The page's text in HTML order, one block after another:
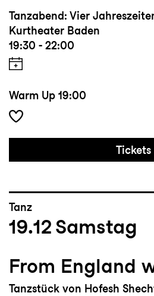
Tanzabend: Vier
Kurtheater Baden
19:30 - 22:00
Warm Up 19:00
Tickets
Tanz
19.12 Samstag
From England
Tanzstück von Hofesh